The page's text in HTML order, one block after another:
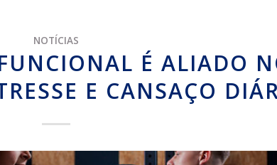
NOTÍCIAS
É ALIADO
E CANSAÇO